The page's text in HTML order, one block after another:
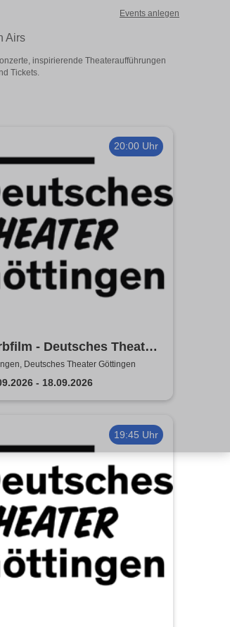
Events anlegen
Airs
inspirierende Theateraufführungen
Tickets.
20:00 Uhr
- Deutsches Theater
Deutsches Theater Göttingen
- 18.09.2026
19:45 Uhr